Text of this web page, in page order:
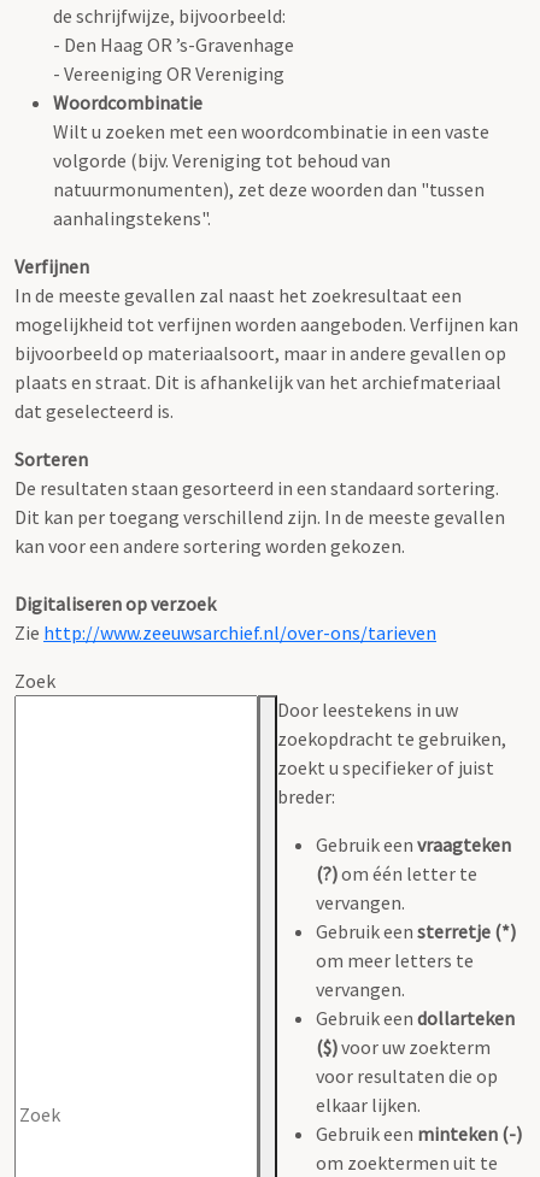
de schrijfwijze, bijvoorbeeld:
- Den Haag OR ’s-Gravenhage
- Vereeniging OR Vereniging
Woordcombinatie
Wilt u zoeken met een woordcombinatie in een vaste
volgorde (bijv. Vereniging tot behoud van
natuurmonumenten), zet deze woorden dan "tussen
aanhalingstekens".
Verfijnen
In de meeste gevallen zal naast het zoekresultaat een
mogelijkheid tot verfijnen worden aangeboden. Verfijnen kan
bijvoorbeeld op materiaalsoort, maar in andere gevallen op
plaats en straat. Dit is afhankelijk van het archiefmateriaal
dat geselecteerd is.
Sorteren
De resultaten staan gesorteerd in een standaard sortering.
Dit kan per toegang verschillend zijn. In de meeste gevallen
kan voor een andere sortering worden gekozen.
Digitaliseren op verzoek
Zie http://www.zeeuwsarchief.nl/over-ons/tarieven
Zoek
Door leestekens in uw
zoekopdracht te gebruiken,
zoekt u specifieker of juist
breder:
Gebruik een vraagteken
(?)om één letter te
vervangen.
Gebruik een sterretje (*)
om meer letters te
vervangen.
Gebruik een dollarteken
($)voor uw zoekterm
voor resultaten die op
elkaar lijken.
Gebruik een minteken (-)
om zoektermen uit te